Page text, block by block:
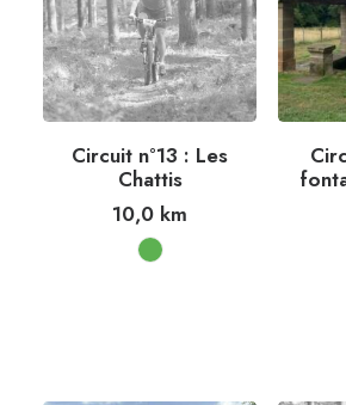
Circuit n°13 : Les
Chattis
10,0 km